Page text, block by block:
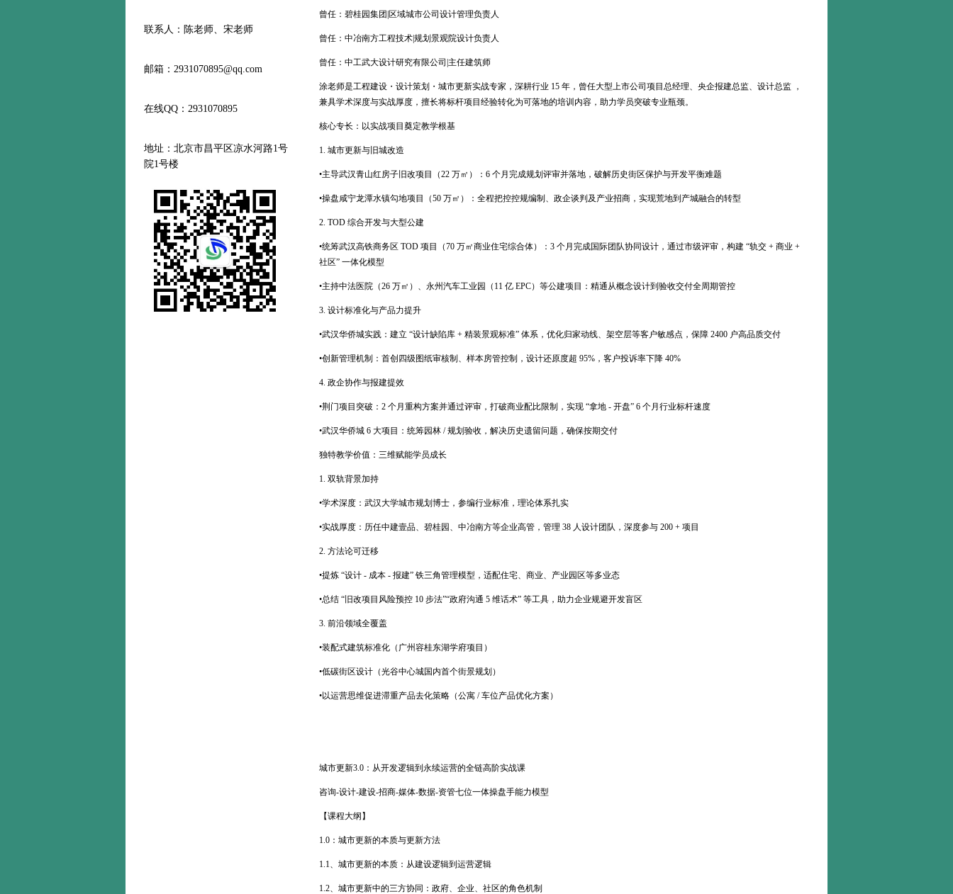
联系人：陈老师、宋老师
邮箱：2931070895@qq.com
在线QQ：2931070895
地址：北京市昌平区凉水河路1号
院1号楼
曾任：碧桂园集团|区域城市公司设计管理负责人
曾任：中冶南方工程技术|规划景观院设计负责人
曾任：中工武大设计研究有限公司|主任建筑师
涂老师是工程建设・设计策划・城市更新实战专家，深耕行业 15 年，曾任大型上市公司项目总经理、央企报建总监、设计总监 ，
兼具学术深度与实战厚度，擅长将标杆项目经验转化为可落地的培训内容，助力学员突破专业瓶颈。
核心专长：以实战项目奠定教学根基
1. 城市更新与旧城改造
•主导武汉青山红房子旧改项目（22 万㎡）：6 个月完成规划评审并落地，破解历史街区保护与开发平衡难题
•操盘咸宁龙潭水镇勾地项目（50 万㎡）：全程把控控规编制、政企谈判及产业招商，实现荒地到产城融合的转型
2. TOD 综合开发与大型公建
•统筹武汉高铁商务区 TOD 项目（70 万㎡商业住宅综合体）：3 个月完成国际团队协同设计，通过市级评审，构建 “轨交 + 商业 +
社区” 一体化模型
•主持中法医院（26 万㎡）、永州汽车工业园（11 亿 EPC）等公建项目：精通从概念设计到验收交付全周期管控
3. 设计标准化与产品力提升
•武汉华侨城实践：建立 “设计缺陷库 + 精装景观标准” 体系，优化归家动线、架空层等客户敏感点，保障 2400 户高品质交付
•创新管理机制：首创四级图纸审核制、样本房管控制，设计还原度超 95%，客户投诉率下降 40%
4. 政企协作与报建提效
•荆门项目突破：2 个月重构方案并通过评审，打破商业配比限制，实现 “拿地 - 开盘” 6 个月行业标杆速度
•武汉华侨城 6 大项目：统筹园林 / 规划验收，解决历史遗留问题，确保按期交付
独特教学价值：三维赋能学员成长
1. 双轨背景加持
•学术深度：武汉大学城市规划博士，参编行业标准，理论体系扎实
•实战厚度：历任中建壹品、碧桂园、中冶南方等企业高管，管理 38 人设计团队，深度参与 200 + 项目
2. 方法论可迁移
•提炼 “设计 - 成本 - 报建” 铁三角管理模型，适配住宅、商业、产业园区等多业态
•总结 “旧改项目风险预控 10 步法”“政府沟通 5 维话术” 等工具，助力企业规避开发盲区
3. 前沿领域全覆盖
•装配式建筑标准化（广州容桂东湖学府项目）
•低碳街区设计（光谷中心城国内首个街景规划）
•以运营思维促进滞重产品去化策略（公寓 / 车位产品优化方案）
城市更新3.0：从开发逻辑到永续运营的全链高阶实战课
咨询-设计-建设-招商-媒体-数据-资管七位一体操盘手能力模型
【课程大纲】
1.0：城市更新的本质与更新方法
1.1、城市更新的本质：从建设逻辑到运营逻辑
1.2、城市更新中的三方协同：政府、企业、社区的角色机制